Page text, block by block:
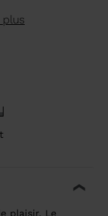
plus
plaisir. Le